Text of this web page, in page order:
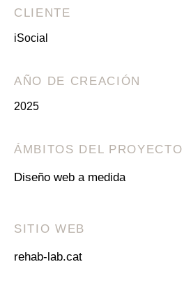
CLIENTE
iSocial
AÑO DE CREACIÓN
2025
ÁMBITOS DEL PROYECTO
Diseño web a medida
SITIO WEB
rehab-lab.cat